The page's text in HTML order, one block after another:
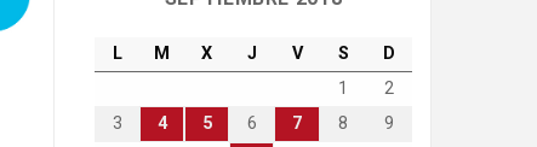
L M X J V S
D
1
2
3
4 5 6 7 8
9